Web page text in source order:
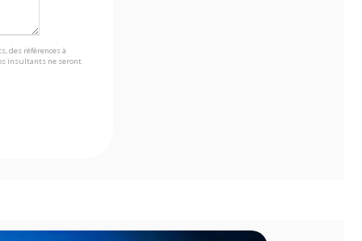
des références à
insultants ne seront